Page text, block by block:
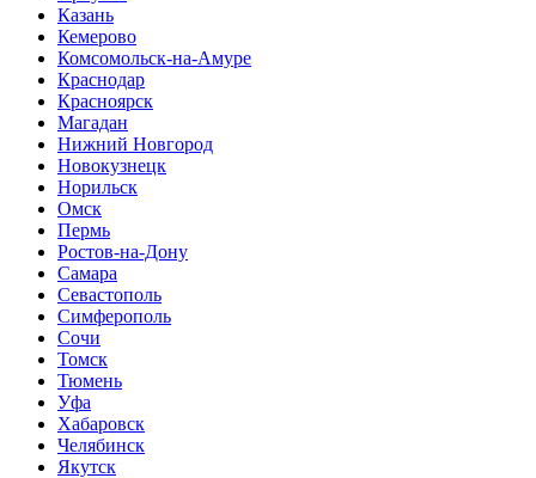
Казань
Кемерово
Комсомольск-на-Амуре
Краснодар
Красноярск
Магадан
Нижний Новгород
Новокузнецк
Норильск
Омск
Пермь
Ростов-на-Дону
Самара
Севастополь
Симферополь
Сочи
Томск
Тюмень
Уфа
Хабаровск
Челябинск
Якутск